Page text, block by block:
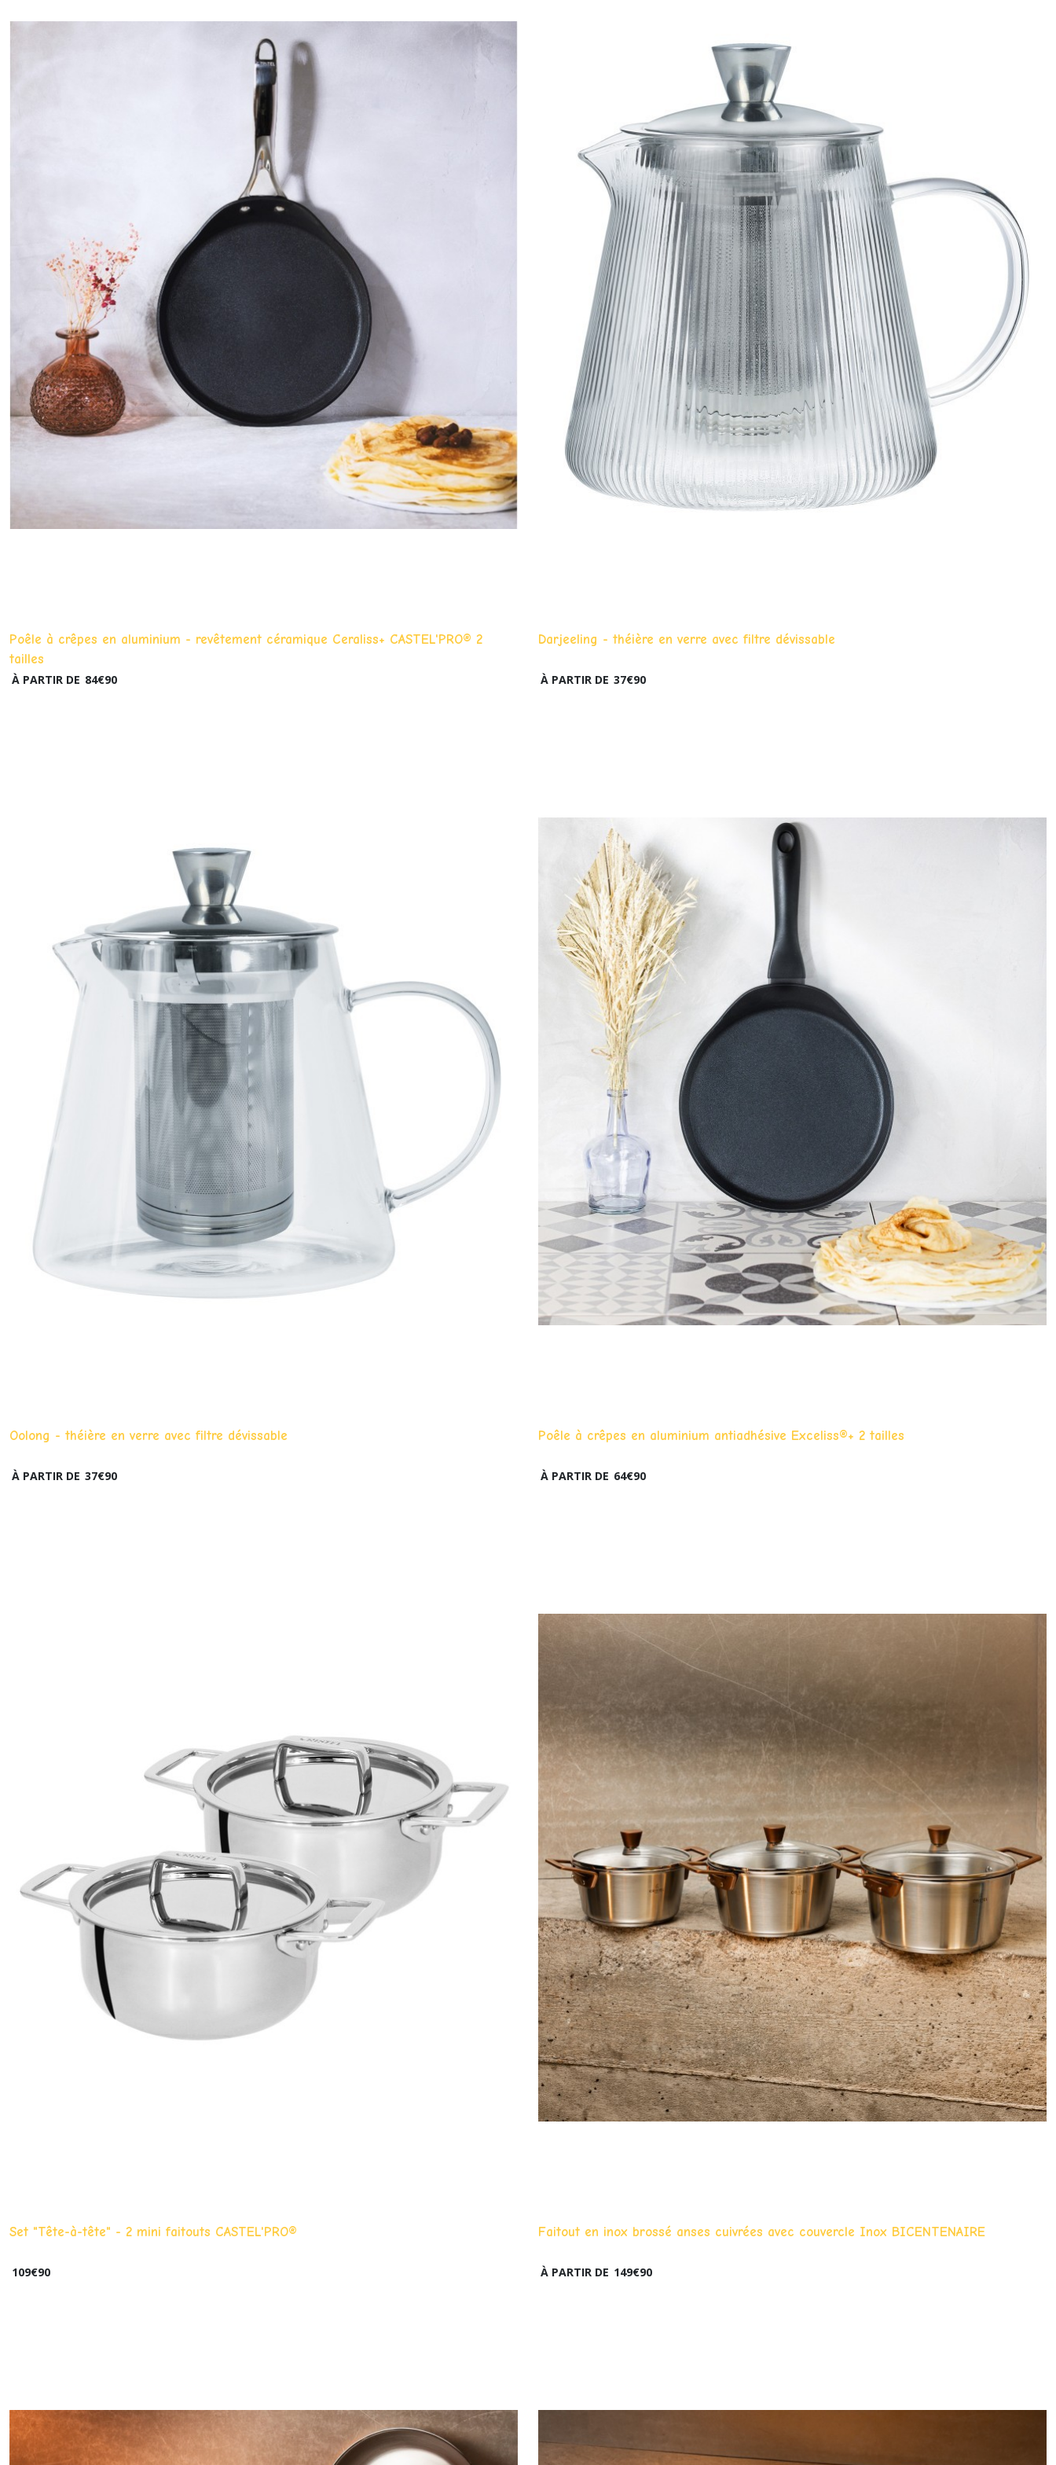
Poêle à crêpes en aluminium - revêtement céramique Ceraliss+ CASTEL'PRO® 2
tailles
À PARTIR DE 84€90
Darjeeling - théière en verre avec filtre dévissable
À PARTIR DE 37€90
Oolong - théière en verre avec filtre dévissable
À PARTIR DE 37€90
Poêle à crêpes en aluminium antiadhésive Exceliss®+ 2 tailles
À PARTIR DE 64€90
Set "Tête-à-tête" - 2 mini faitouts CASTEL'PRO®
109€90
Faitout en inox brossé anses cuivrées avec couvercle Inox BICENTENAIRE
À PARTIR DE 149€90